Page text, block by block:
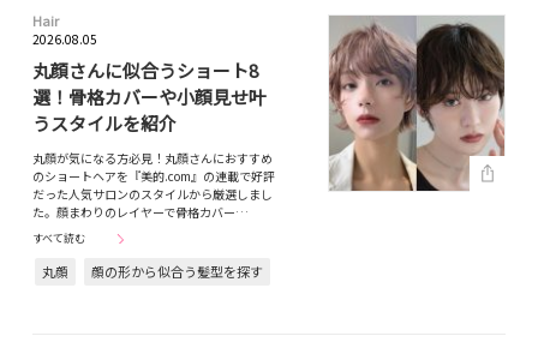
Hair
2026.08.05
丸顔さんに似合うショート8
選！骨格カバーや小顔見せ叶
うスタイルを紹介
丸顔が気になる方必見！丸顔さんにおすすめ
のショートヘアを『美的.com』の連載で好評
だった人気サロンのスタイルから厳選しまし
た。顔まわりのレイヤーで骨格カバー…
すべて読む
丸顔 顔の形から似合う髪型を探す